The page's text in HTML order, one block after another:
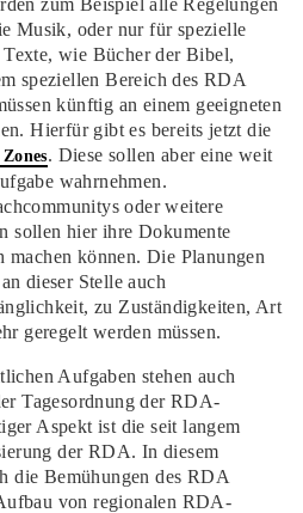
zum Beispiel alle Regelungen
Musik, oder nur für spezielle
wie Bücher der Bibel,
speziellen Bereich des RDA
künftig an einem geeigneten
Hierfür gibt es bereits jetzt die
. Diese sollen aber eine weit
wahrnehmen.
oder weitere
sollen hier ihre Dokumente
machen können. Die Planungen
dieser Stelle auch
zu Zuständigkeiten, Art
geregelt werden müssen.
Aufgaben stehen auch
Tagesordnung der RDA-
Aspekt ist die seit langem
der RDA. In diesem
die Bemühungen des RDA
von regionalen RDA-